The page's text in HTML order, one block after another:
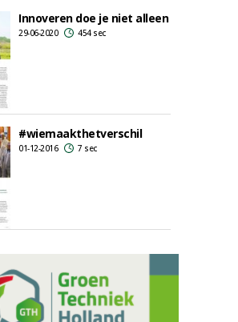
Innoveren doe je niet alleen
29-06-2020 454 sec
#wiemaakthetverschil
01-12-2016 7 sec